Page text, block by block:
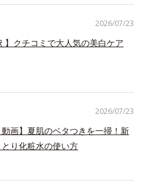
】クチコミで大人気の美白ケア
2026/07/23
動画】夏肌のベタつきを一掃！新
り化粧水の使い方
2026/07/23